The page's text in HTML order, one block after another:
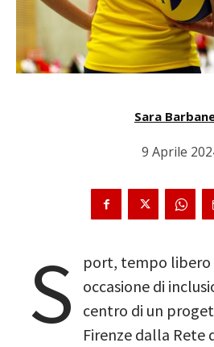
Sara
9 Aprile
S
port, tempo libero
occasione di
centro di un
Firenze dalla Rete